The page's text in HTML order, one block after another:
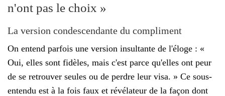
n'ont pas le choix »
La version condescendante du compliment
On entend parfois une version insultante de l'éloge : «
Oui, elles sont fidèles, mais c'est parce qu'elles ont peur
de se retrouver seules ou de perdre leur visa. » Ce sous-
entendu est à la fois faux et révélateur de la façon dont